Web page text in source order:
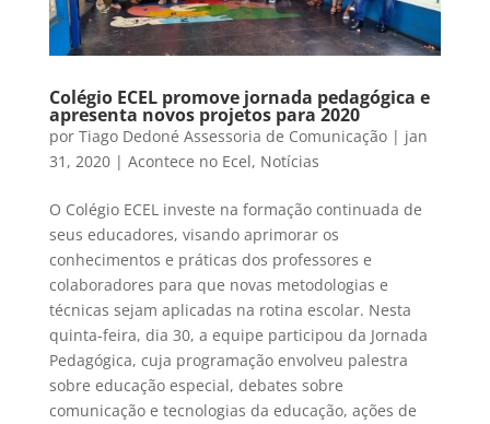
Colégio ECEL promove jornada pedagógica e
apresenta novos projetos para 2020
por Tiago Dedoné Assessoria de Comunicação| jan
31, 2020| Acontece no Ecel, Notícias
O Colégio ECEL investe na formação continuada de
seus educadores, visando aprimorar os
conhecimentos e práticas dos professores e
colaboradores para que novas metodologias e
técnicas sejam aplicadas na rotina escolar. Nesta
quinta-feira, dia 30, a equipe participou da Jornada
Pedagógica, cuja programação envolveu palestra
sobre educação especial, debates sobre
comunicação e tecnologias da educação, ações de